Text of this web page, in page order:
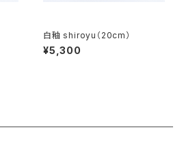
白釉 shiroyu（20cm）
¥5,300